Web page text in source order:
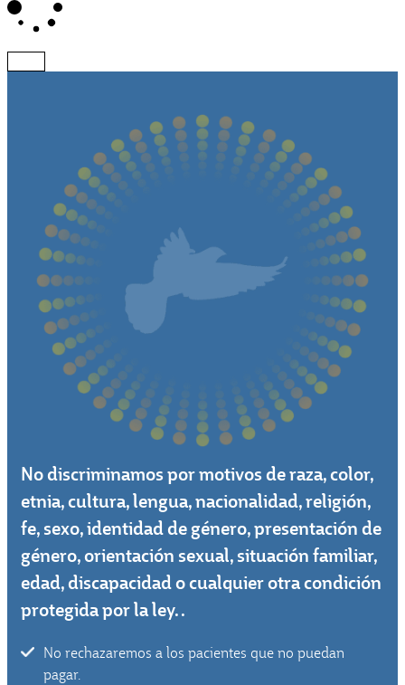
No discriminamos por motivos de raza, color,
etnia, cultura, lengua, nacionalidad, religión,
fe, sexo, identidad de género, presentación de
género, orientación sexual, situación familiar,
edad, discapacidad o cualquier otra condición
protegida por la ley. .
No rechazaremos a los pacientes que no puedan
pagar.